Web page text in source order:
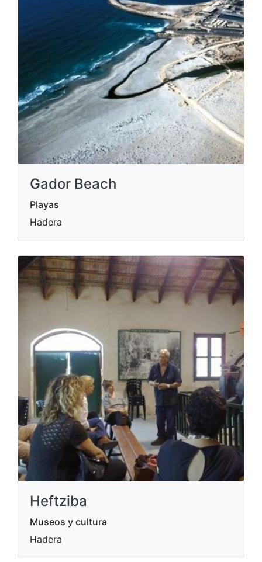
Gador Beach
Playas
Hadera
Heftziba
Museos y cultura
Hadera